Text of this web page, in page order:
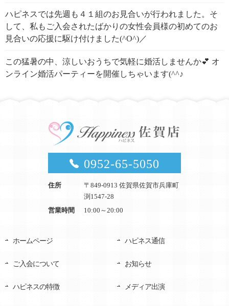
ハピネスでは先週も４１組のお見合いが行われました。そ
して、私もご入会されたばかりの女性会員様の初めてのお
見合いの応援に駆け付けました(^O^)／
この猛暑の中、涼しいおうちで気軽に婚活しませんか💕 オ
ンライン婚活パーティーを開催しちゃいます(^^♪
0952-65-5050
住所
〒849-0913 佐賀県佐賀市兵庫町
渕1547-28
営業時間
10:00～20:00
ホームページ
ご入会について
ハピネスの特徴
ハピネス通信
お知らせ
メディア出演